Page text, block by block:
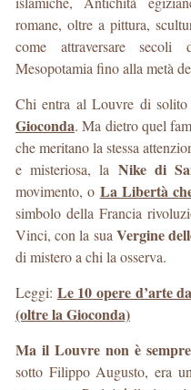
romane, oltre a pittura,
come attraversare secoli
Mesopotamia fino alla metà
Chi entra al Louvre di solito
Gioconda. Ma dietro quel
che meritano la stessa
e misteriosa, la Nike di
movimento, o La Libertà
simbolo della Francia
Vinci, con la sua Vergine
di mistero a chi la osserva.
Leggi: Le 10 opere d’arte
(oltre la Gioconda)
Ma il Louvre non è
sotto Filippo Augusto, era